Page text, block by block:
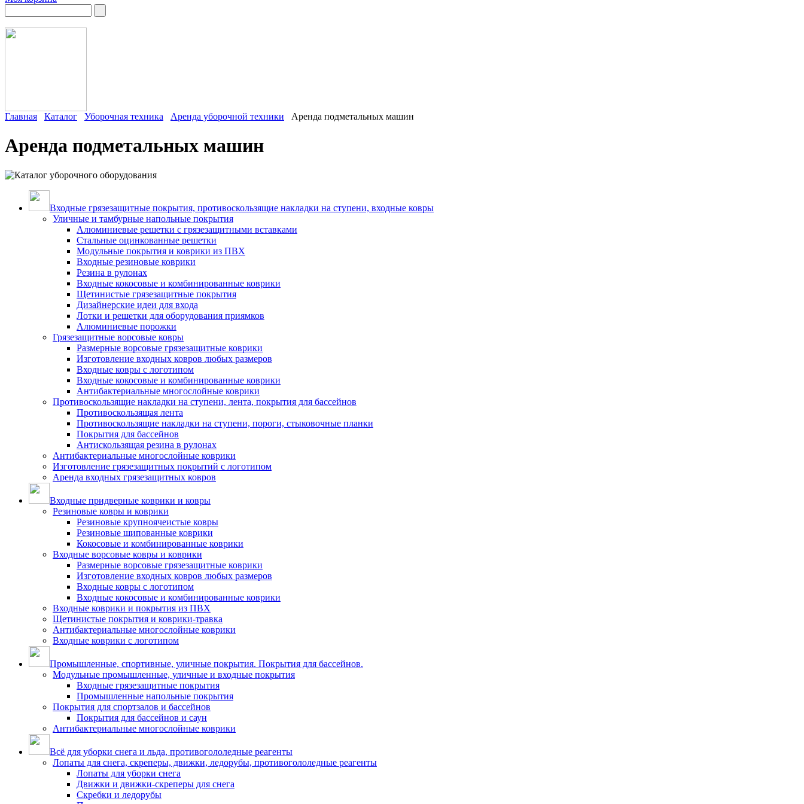
Главная Каталог Уборочная техника Аренда уборочной техники Аренда подметальных машин
Аренда подметальных машин
Входные грязезащитные покрытия, противоскользящие накладки на ступени, входные ковры
Уличные и тамбурные напольные покрытия
Алюминиевые решетки с грязезащитными вставками
Стальные оцинкованные решетки
Модульные покрытия и коврики из ПВХ
Входные резиновые коврики
Резина в рулонах
Входные кокосовые и комбинированные коврики
Щетинистые грязезащитные покрытия
Дизайнерские идеи для входа
Лотки и решетки для оборудования приямков
Алюминиевые порожки
Грязезащитные ворсовые ковры
Размерные ворсовые грязезащитные коврики
Изготовление входных ковров любых размеров
Входные ковры с логотипом
Входные кокосовые и комбинированные коврики
Антибактериальные многослойные коврики
Противоскользящие накладки на ступени, лента, покрытия для бассейнов
Противоскользящая лента
Противоскользящие накладки на ступени, пороги, стыковочные планки
Покрытия для бассейнов
Антискользящая резина в рулонах
Антибактериальные многослойные коврики
Изготовление грязезащитных покрытий с логотипом
Аренда входных грязезащитных ковров
Входные придверные коврики и ковры
Резиновые ковры и коврики
Резиновые крупноячеистые ковры
Резиновые шипованные коврики
Кокосовые и комбинированные коврики
Входные ворсовые ковры и коврики
Размерные ворсовые грязезащитные коврики
Изготовление входных ковров любых размеров
Входные ковры с логотипом
Входные кокосовые и комбинированные коврики
Входные коврики и покрытия из ПВХ
Щетинистые покрытия и коврики-травка
Антибактериальные многослойные коврики
Входные коврики с логотипом
Промышленные, спортивные, уличные покрытия. Покрытия для бассейнов.
Модульные промышленные, уличные и входные покрытия
Входные грязезащитные покрытия
Промышленные напольные покрытия
Покрытия для спортзалов и бассейнов
Покрытия для бассейнов и саун
Антибактериальные многослойные коврики
Всё для уборки снега и льда, противогололедные реагенты
Лопаты для снега, скреперы, движки, ледорубы, противогололедные реагенты
Лопаты для уборки снега
Движки и движки-скреперы для снега
Скребки и ледорубы